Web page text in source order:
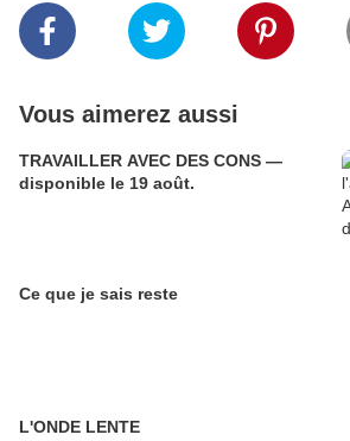
Vous aimerez aussi
TRAVAILLER AVEC DES CONS —
disponible le 19 août.
Ce que je sais reste
L'ONDE LENTE